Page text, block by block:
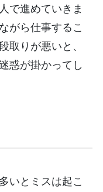
で進めていきま
がら仕事するこ
取りが悪いと、
惑が掛かってし
いとミスは起こ